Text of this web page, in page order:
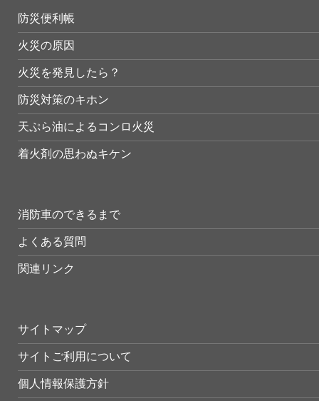
防災便利帳
火災の原因
火災を発見したら？
防災対策のキホン
天ぷら油によるコンロ火災
着火剤の思わぬキケン
消防車のできるまで
よくある質問
関連リンク
サイトマップ
サイトご利用について
個人情報保護方針